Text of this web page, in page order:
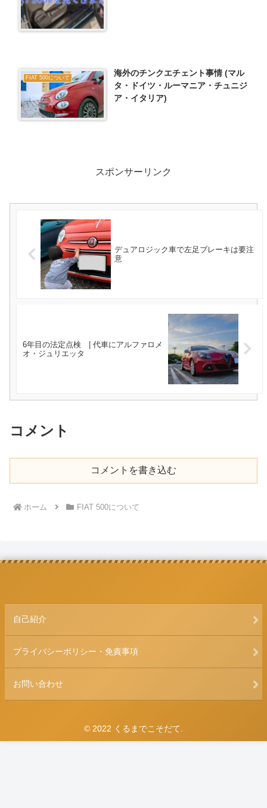
FIAT 500について
海外のチンクエチェント事情 (マル
タ・ドイツ・ルーマニア・チュニジ
ア・イタリア)
スポンサーリンク
デュアロジック車で左足ブレーキは要注
意
6年目の法定点検 | 代車にアルファロメ
オ・ジュリエッタ
コメント
コメントを書き込む
ホーム FIAT 500について
自己紹介
プライバシーポリシー・免責事項
お問い合わせ
© 2022 くるまでこそだて.